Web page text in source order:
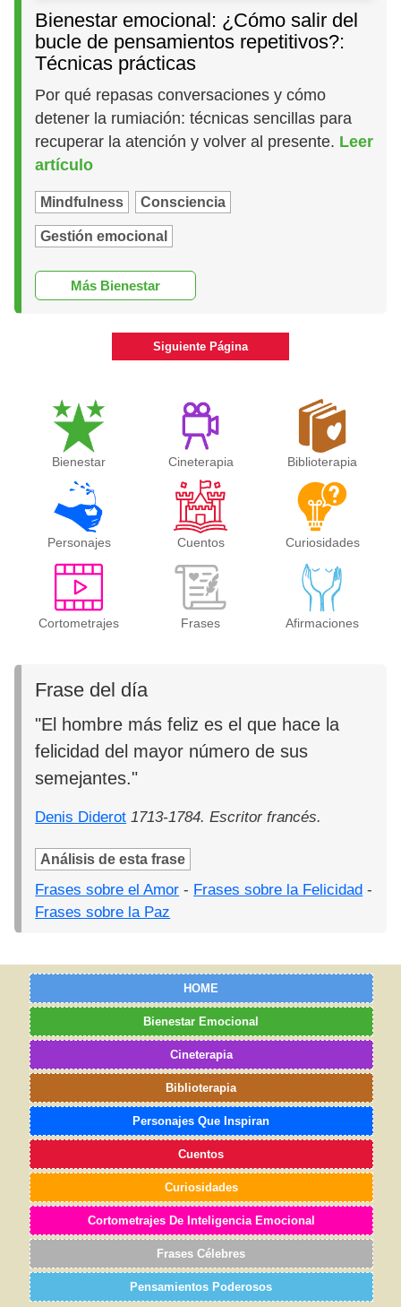
Bienestar emocional: ¿Cómo salir del
bucle de pensamientos repetitivos?:
Técnicas prácticas
Por qué repasas conversaciones y cómo
detener la rumiación: técnicas sencillas para
recuperar la atención y volver al presente. Leer
artículo
Mindfulness Consciencia
Gestión emocional
Más Bienestar
Siguiente Página
Bienestar Cineterapia Biblioterapia
Personajes Cuentos Curiosidades
Cortometrajes Frases Afirmaciones
Frase del día
"El hombre más feliz es el que hace la
felicidad del mayor número de sus
semejantes."
Denis Diderot 1713-1784. Escritor francés.
Análisis de esta frase
Frases sobre el Amor - Frases sobre la Felicidad -
Frases sobre la Paz
HOME
Bienestar Emocional
Cineterapia
Biblioterapia
Personajes Que Inspiran
Cuentos
Curiosidades
Cortometrajes De Inteligencia Emocional
Frases Célebres
Pensamientos Poderosos